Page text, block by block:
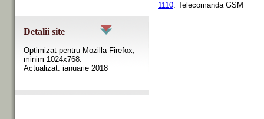
Detalii site
Optimizat pentru Mozilla Firefox,
minim 1024x768.
Actualizat: ianuarie 2018
1110. Telecomanda GSM